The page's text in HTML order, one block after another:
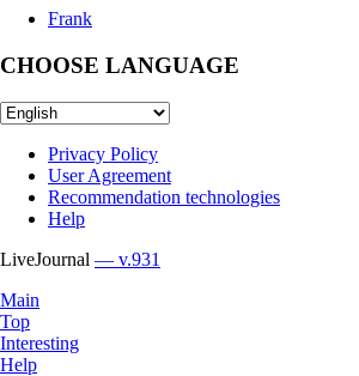
Frank
CHOOSE LANGUAGE
Privacy Policy
User Agreement
Recommendation technologies
Help
LiveJournal — v.931
Main
Top
Interesting
Help